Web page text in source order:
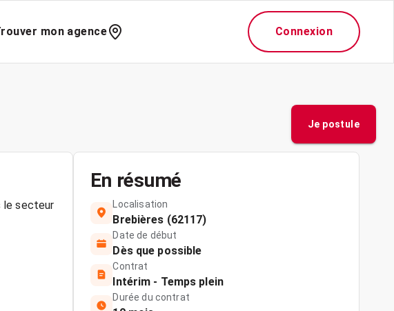
mon agence Connexion
Je postule
le secteur
En résumé
Localisation
Brebières (62117)
Date de début
Dès que possible
Contrat
Intérim - Temps plein
Durée du contrat